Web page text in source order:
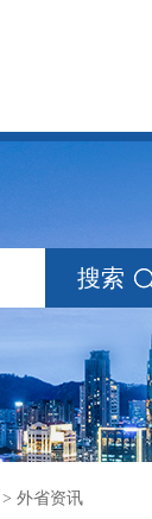
搜索
> 外省资讯